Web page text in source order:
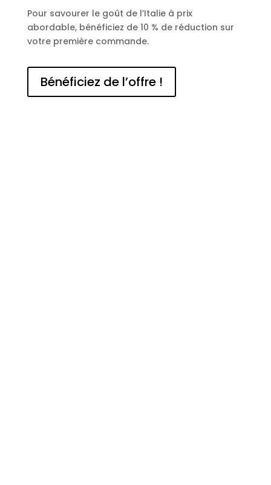
Pour savourer le goût de l’Italie à prix
abordable, bénéficiez de 10 % de réduction sur
votre première commande.
Bénéficiez de l’offre !